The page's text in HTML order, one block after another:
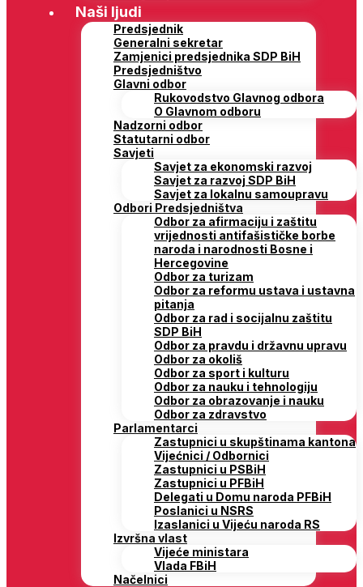
Naši ljudi
Predsjednik
Generalni sekretar
Zamjenici predsjednika SDP BiH
Predsjedništvo
Glavni odbor
Rukovodstvo Glavnog odbora
O Glavnom odboru
Nadzorni odbor
Statutarni odbor
Savjeti
Savjet za ekonomski razvoj
Savjet za razvoj SDP BiH
Savjet za lokalnu samoupravu
Odbori Predsjedništva
Odbor za afirmaciju i zaštitu
vrijednosti antifašističke borbe
naroda i narodnosti Bosne i
Hercegovine
Odbor za turizam
Odbor za reformu ustava i ustavna
pitanja
Odbor za rad i socijalnu zaštitu
SDP BiH
Odbor za pravdu i državnu upravu
Odbor za okoliš
Odbor za sport i kulturu
Odbor za nauku i tehnologiju
Odbor za obrazovanje i nauku
Odbor za zdravstvo
Parlamentarci
Zastupnici u skupštinama kantona
Vijećnici / Odbornici
Zastupnici u PSBiH
Zastupnici u PFBiH
Delegati u Domu naroda PFBiH
Poslanici u NSRS
Izaslanici u Vijeću naroda RS
Izvršna vlast
Vijeće ministara
Vlada FBiH
Načelnici